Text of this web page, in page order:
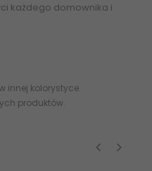
każdego domownika i
innej kolorystyce.
produktów.